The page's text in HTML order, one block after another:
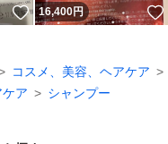
いいね！
16,400円
コスメ、美容、ヘアケア
ア
シャンプー